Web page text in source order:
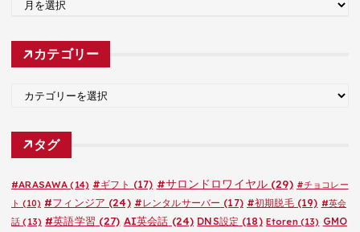
カ
カテゴリー
ゴ
タグ
#ARASAWA (14) #ギフト (17) #サロンドロワイヤル(29) #チョコレー
ト (10) #フィンジア (24) #レンタルサーバー (17) #初期脱毛(19) #英会
話 (13) #英語学習 (27) AI英会話 (24) DNS設定 (18) Etoren(13) GMO